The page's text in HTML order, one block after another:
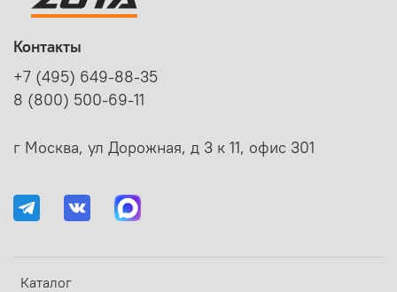
Каталог
Контакты
+7 (495) 649-88-35
8 (800) 500-69-11
г Москва, ул Дорожная, д 3 к 11, офис 301